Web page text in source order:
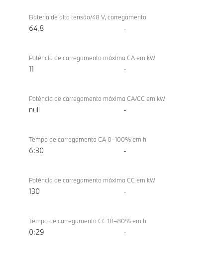
eDrive20
Bateria de alta tensão/48 V, carregamento
64,8 -
Potência de carregamento máxima CA em kW
11 -
Potência de carregamento máxima CA/CC em kW
null -
Tempo de carregamento CA 0–100% em h
6:30 -
Potência de carregamento máxima CC em kW
130 -
Tempo de carregamento CC 10–80% em h
0:29 -